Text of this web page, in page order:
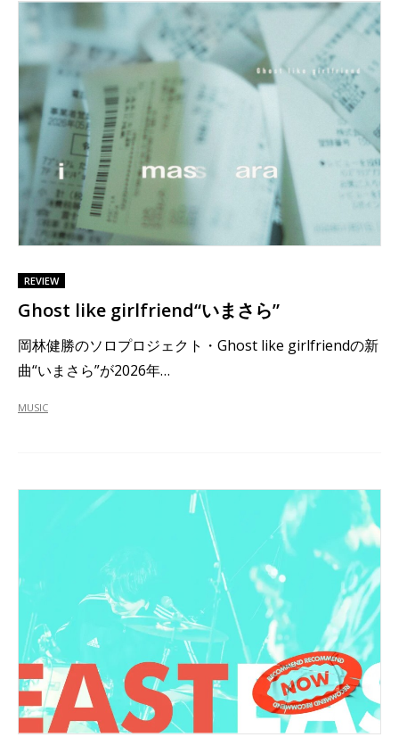
REVIEW
Ghost like girlfriend“いまさら”
岡林健勝のソロプロジェクト・Ghost like girlfriendの新
曲“いまさら”が2026年…
MUSIC